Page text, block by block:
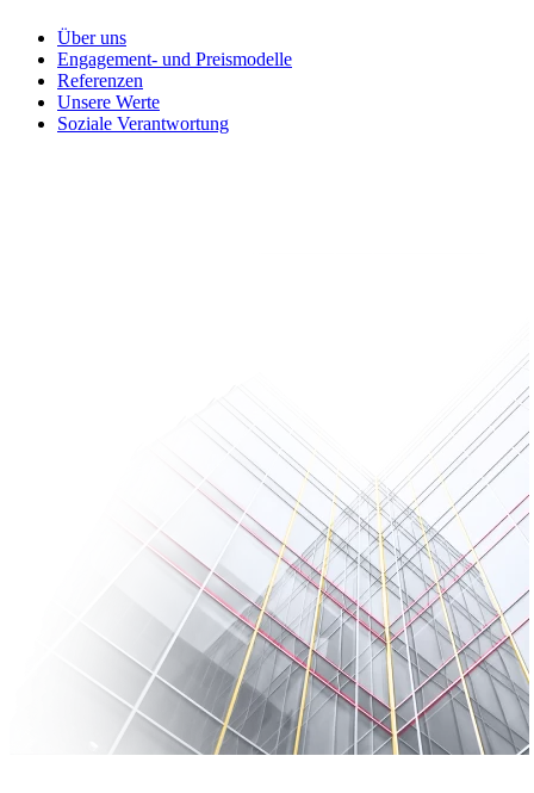
Über uns
Engagement- und Preismodelle
Referenzen
Unsere Werte
Soziale Verantwortung